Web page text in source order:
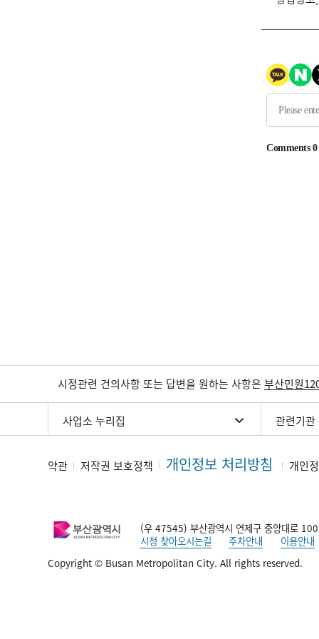
시정관련 건의사항 또는 답변을 원하는 사항은 부산민원
사업소 누리집 관련기관
약관 저작권 보호정책 개인정보 처리방침 개인
(우 47545) 부산광역시 연제구 중앙대로
시청 찾아오시는길
주차안내
이용안내
Copyright © Busan Metropolitan City. All rights reserved.